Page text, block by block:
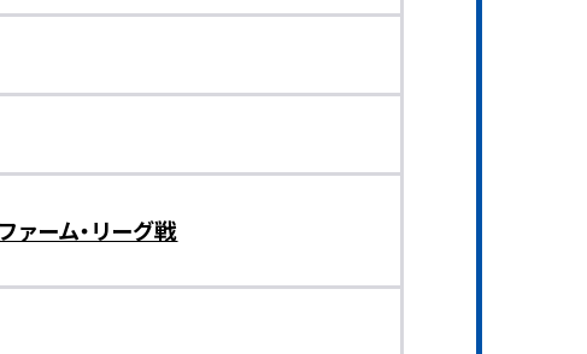
ーム・リーグ戦